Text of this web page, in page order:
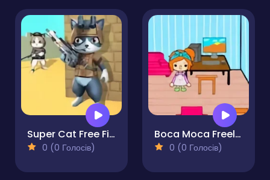
Super Cat Free Fire
0 (0 Голосів)
Boca Moca Freelancer
0 (0 Голосів)